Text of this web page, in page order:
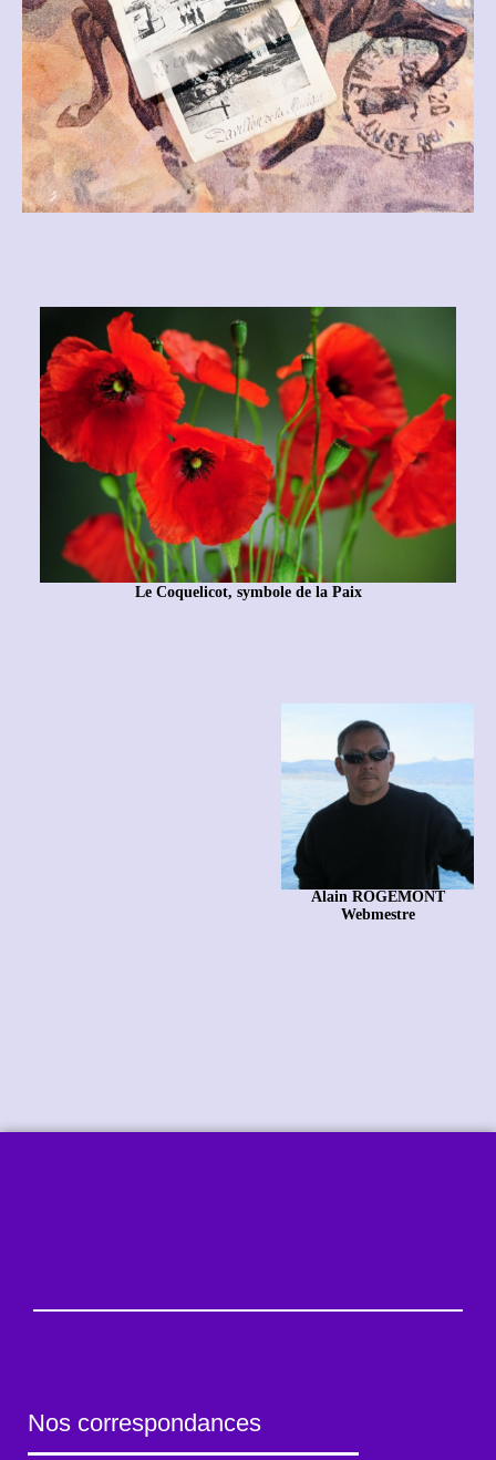
Le Coquelicot, symbole de la Paix
Alain ROGEMONT
Webmestre
Nos correspondances